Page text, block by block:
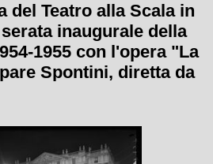
del Teatro alla Scala in
inaugurale della
1955 con l'opera "La
Spontini, diretta da